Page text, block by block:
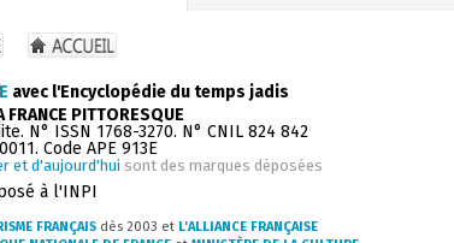
avec l'Encyclopédie du temps jadis
FRANCE PITTORESQUE
N° ISSN 1768-3270. N° CNIL 824 842
Code APE 913E
et d'aujourd'hui sont des marques déposées
à l'INPI
FRANÇAIS dès 2003 et L'ALLIANCE FRANÇAISE